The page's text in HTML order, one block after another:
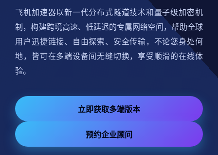
飞机加速器以新一代分布式隧道技术和量子级加密机
制，构建跨境高速、低延迟的专属网络空间，帮助全球
用户迅捷链接、自由探索、安全传输，不论您身处何
地，皆可在多端设备间无缝切换，享受顺滑的在线体
验。
立即获取多端版本
预约企业顾问